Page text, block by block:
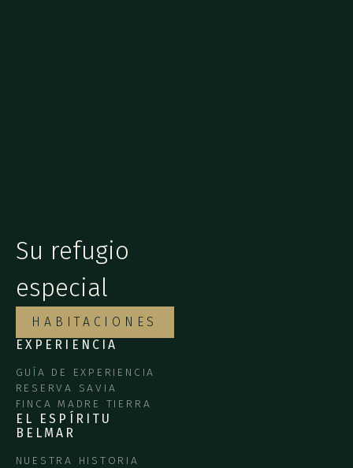
Su refugio
especial
HABITACIONES
EXPERIENCIA
GUÍA DE EXPERIENCIA
RESERVA SAVIA
FINCA MADRE TIERRA
EL ESPÍRITU
BELMAR
NUESTRA HISTORIA